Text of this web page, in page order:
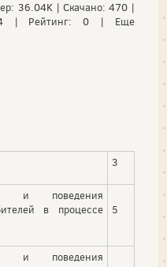
36.04K | Скачано: 470 |
| Рейтинг: 0 | Еще
3
и поведения
в процессе
5
и поведения